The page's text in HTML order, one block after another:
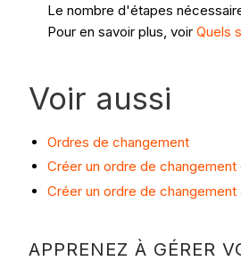
Le nombre d'étapes
Pour en savoir plus, voir Quels
Voir aussi
Ordres de changement
Créer un ordre de
Créer un ordre de changement
APPRENEZ À GÉRER